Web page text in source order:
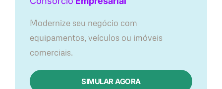
Modernize seu negócio com
equipamentos, veículos ou imóveis
comerciais.
SIMULAR AGORA